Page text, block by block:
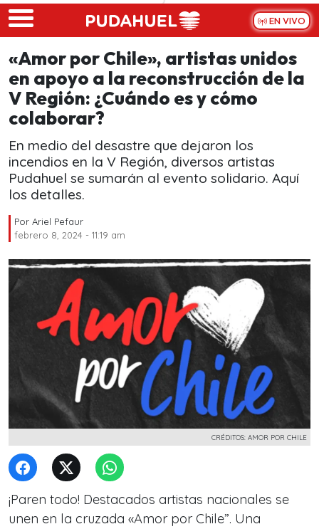
Skip to main content
EN VIVO
«Amor por Chile», artistas unidos
en apoyo a la reconstrucción de la
V Región: ¿Cuándo es y cómo
colaborar?
En medio del desastre que dejaron los
incendios en la V Región, diversos artistas
Pudahuel se sumarán al evento solidario. Aquí
los detalles.
Por Ariel Pefaur
febrero 8, 2024 - 11:19 am
CRÉDITOS: AMOR POR CHILE
¡Paren todo! Destacados artistas nacionales se
unen en la cruzada «Amor por Chile”. Una